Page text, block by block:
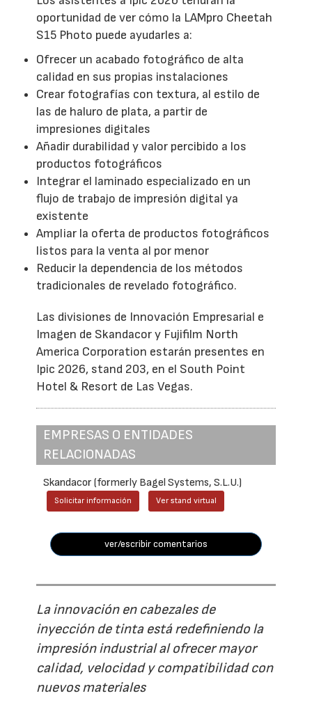
oportunidad de ver cómo la LAMpro Cheetah
S15 Photo puede ayudarles a:
Ofrecer un acabado fotográfico de alta
calidad en sus propias instalaciones
Crear fotografías con textura, al estilo de
las de haluro de plata, a partir de
impresiones digitales
Añadir durabilidad y valor percibido a los
productos fotográficos
Integrar el laminado especializado en un
flujo de trabajo de impresión digital ya
existente
Ampliar la oferta de productos fotográficos
listos para la venta al por menor
Reducir la dependencia de los métodos
tradicionales de revelado fotográfico.
Las divisiones de Innovación Empresarial e
Imagen de Skandacor y Fujifilm North
America Corporation estarán presentes en
Ipic 2026, stand 203, en el South Point
Hotel & Resort de Las Vegas.
EMPRESAS O ENTIDADES
RELACIONADAS
Skandacor (formerly Bagel Systems, S.L.U.)
Solicitar información Ver stand virtual
ver/escribir comentarios
La innovación en cabezales de
inyección de tinta está redefiniendo la
impresión industrial al ofrecer mayor
calidad, velocidad y compatibilidad con
nuevos materiales